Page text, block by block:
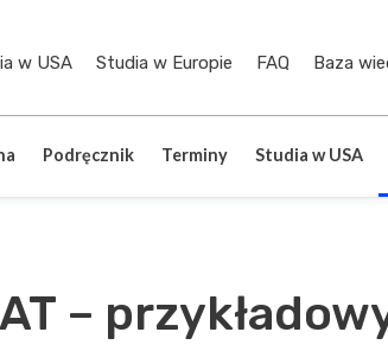
w USA Studia w Europie FAQ Baza
Podręcznik Terminy Studia w USA
–